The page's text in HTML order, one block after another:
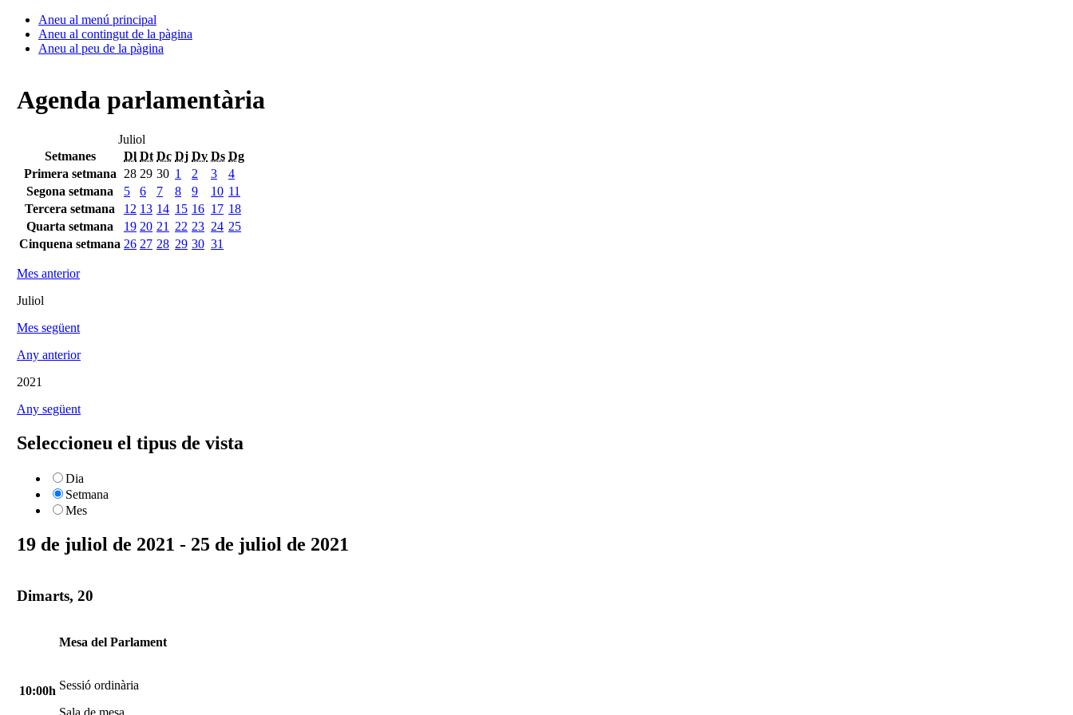
Aneu al menú principal
Aneu al contingut de la pàgina
Aneu al peu de la pàgina
Agenda parlamentària
Juliol
Setmanes
Dl Dt Dc Dj Dv Ds Dg
Primera setmana
28 29 30 1 2 3
4
Segona setmana
5 6 7 8 9 10 11
Tercera setmana
12 13 14 15 16 17 18
Quarta setmana
19 20 21 22 23 24 25
Cinquena setmana 26 27 28 29 30 31
Mes anterior
Juliol
Mes següent
Any anterior
2021
Any següent
Seleccioneu el tipus de vista
Dia
Setmana
Mes
19 de juliol de 2021 - 25 de juliol de 2021
Dimarts, 20
10:00h
Mesa del Parlament
Sessió ordinària
Sala de mesa